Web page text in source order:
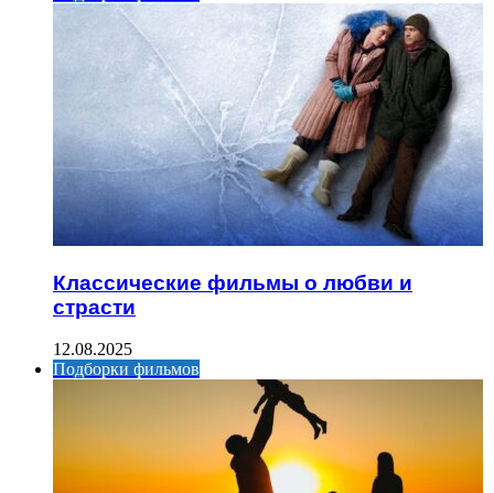
Классические фильмы о любви и
страсти
12.08.2025
Подборки фильмов